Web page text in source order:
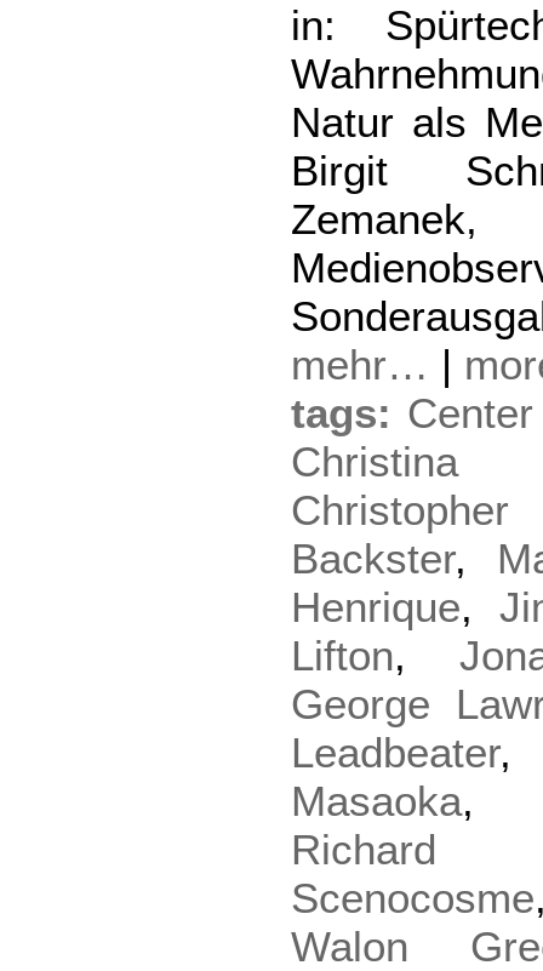
in:
Natur als
Birgit
mehr… |
tags:
Backster,
Henrique,
Lifton,
George
Leadbeater
Masaoka,
Scenocosme
Walon